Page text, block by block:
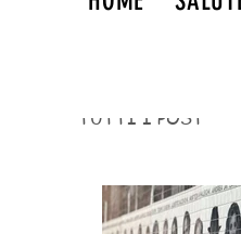
TUTTI I POST
FITNESS